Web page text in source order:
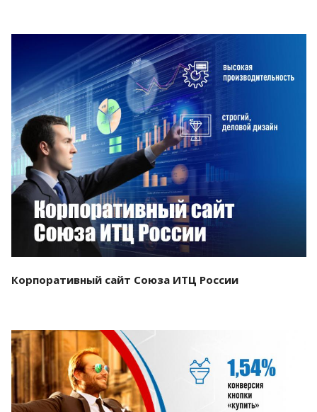
Смотреть проект
Корпоративный сайт Союза ИТЦ России